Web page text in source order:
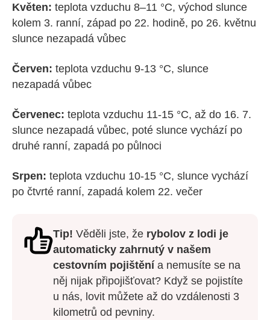
Květen: teplota vzduchu 8–11 °C, východ slunce
kolem 3. ranní, západ po 22. hodině, po 26. květnu
slunce nezapadá vůbec
Červen: teplota vzduchu 9-13 °C, slunce
nezapadá vůbec
Červenec: teplota vzduchu 11-15 °C, až do 16. 7.
slunce nezapadá vůbec, poté slunce vychází po
druhé ranní, zapadá po půlnoci
Srpen: teplota vzduchu 10-15 °C, slunce vychází
po čtvrté ranní, zapadá kolem 22. večer
Tip! Věděli jste, že rybolov z lodi je
automaticky zahrnutý v našem
cestovním pojištění a nemusíte se na
něj nijak připojišťovat? Když se pojistíte
u nás, lovit můžete až do vzdálenosti 3
kilometrů od pevniny.